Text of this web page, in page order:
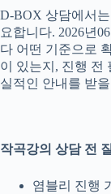
D-BOX 상담에서
요합니다. 2026년
다 어떤 기준으로
이 있는지, 진행 전
실적인 안내를 받
작곡강의 상담 전
염블리 진행